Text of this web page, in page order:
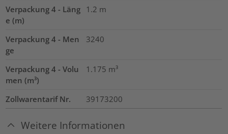
Verpackung 4 - Läng
e (m)
1.2 m
Verpackung 4 - Men
ge
3240
Verpackung 4 - Volu
men (m³)
1.175 m³
Zollwarentarif Nr. 39173200
Weitere Informationen